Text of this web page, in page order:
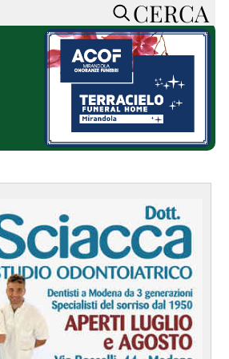
CERCA
ACCEDI o REGISTRATI
SOSTIENI LA PRESSA
CONOSCI LA PRESSA
COOKIE POLICY
PRIVACY POLICY
FEED RSS
MAPPA DEL SITO
NORMATIVE
DEONTOLOGICHE